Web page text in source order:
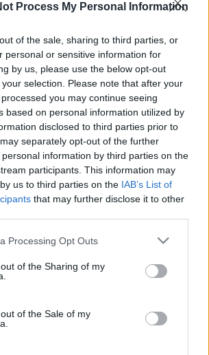
Process My Personal Information
of the sale, sharing to third parties, or
personal or sensitive information for
by us, please use the below opt-out
selection. Please note that after your
you may continue seeing
based on personal information utilized by
disclosed to third parties prior to
separately opt-out of the further
information by third parties on the
participants. This information may
us to third parties on the IAB’s List of
that may further disclose it to other
website/app uses one or more Google
visit or usage behaviour. You may click to
to Google and its third-party tags to
specified purposes in below Google
Processing Opt Outs
of the Sharing of my
of the Sale of my
FELIRATKOZÁS
a Duna vízgyűjtőjére
eső a Duna vízgyűjtőjére, a folyó
azonban továbbra is csak pár
jellemzőek.
IS SZAKIRÁNYÚ
ERŐSÍT A GÁL FERENC
elkerülésében